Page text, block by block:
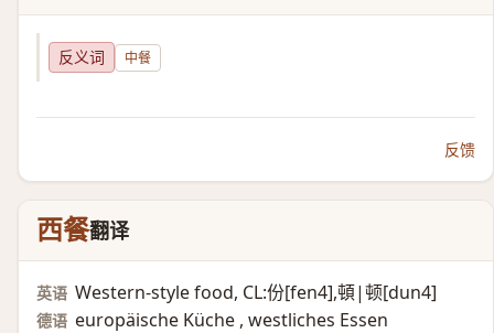
反义词 中餐
反馈
西餐翻译
英语 Western-style food, CL:份[fen4],頓|顿[dun4]
德语 europäische Küche , westliches Essen